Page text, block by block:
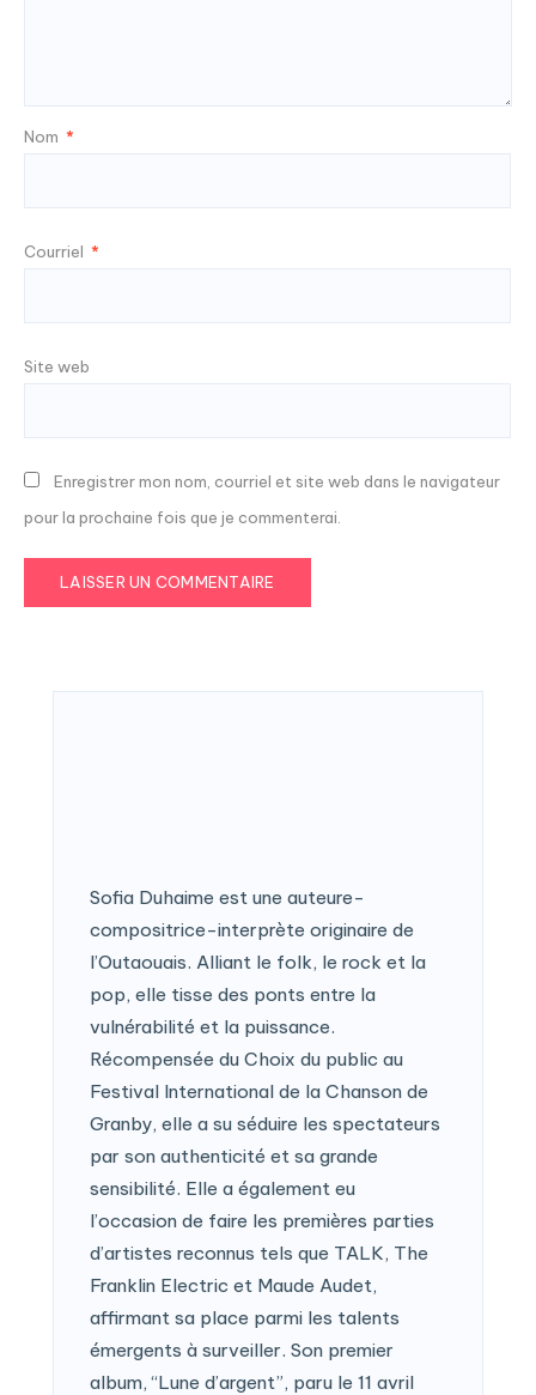
Nom *
Courriel *
Site web
Enregistrer mon nom, courriel et site web dans le navigateur
pour la prochaine fois que je commenterai.
Sofia Duhaime est une auteure-
compositrice-interprète originaire de
l’Outaouais. Alliant le folk, le rock et la
pop, elle tisse des ponts entre la
vulnérabilité et la puissance.
Récompensée du Choix du public au
Festival International de la Chanson de
Granby, elle a su séduire les spectateurs
par son authenticité et sa grande
sensibilité. Elle a également eu
l’occasion de faire les premières parties
d’artistes reconnus tels que TALK, The
Franklin Electric et Maude Audet,
affirmant sa place parmi les talents
émergents à surveiller. Son premier
album, “Lune d’argent”, paru le 11 avril